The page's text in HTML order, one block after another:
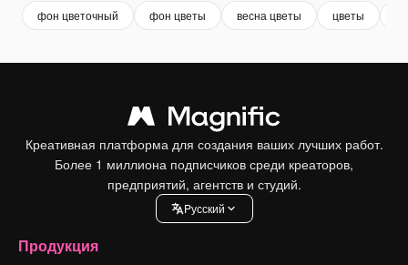
фон цветочный фон цветы весна цветы цветы
Креативная платформа для создания ваших лучших работ.
Более 1 миллиона подписчиков среди креаторов,
предприятий, агентств и студий.
Pусский
Продукция